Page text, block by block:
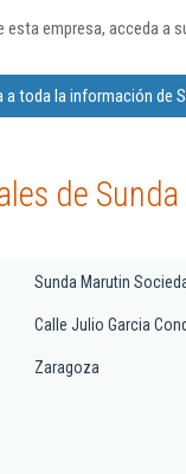
esta empresa, acceda a
a toda la información de
de
Sunda Marutin
Calle Julio Garcia
Zaragoza